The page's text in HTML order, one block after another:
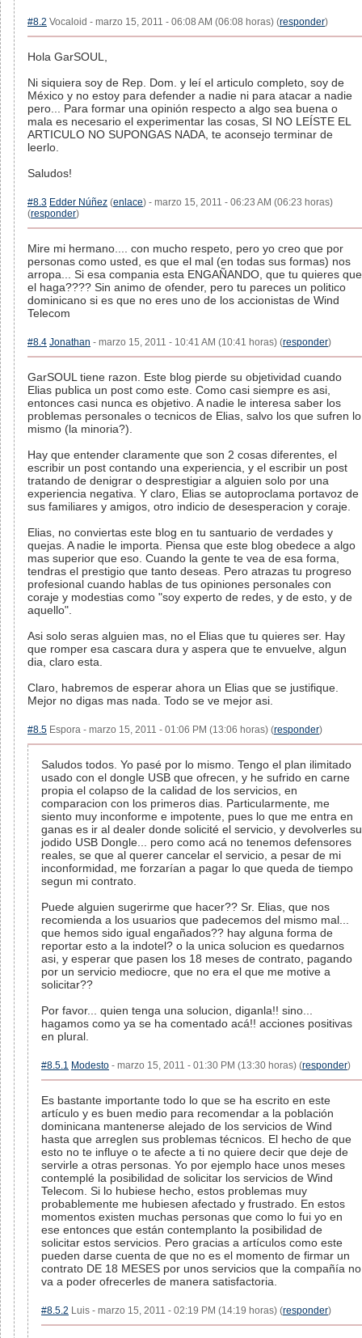
#8.2 Vocaloid - marzo 15, 2011 - 06:08 AM (06:08 horas) (responder)
Hola GarSOUL,
Ni siquiera soy de Rep. Dom. y leí el articulo completo, soy de
México y no estoy para defender a nadie ni para atacar a nadie
pero... Para formar una opinión respecto a algo sea buena o
mala es necesario el experimentar las cosas, SI NO LEÍSTE EL
ARTICULO NO SUPONGAS NADA, te aconsejo terminar de
leerlo.
Saludos!
#8.3 Edder Núñez (enlace) - marzo 15, 2011 - 06:23 AM (06:23 horas)
(responder)
Mire mi hermano.... con mucho respeto, pero yo creo que por
personas como usted, es que el mal (en todas sus formas) nos
arropa... Si esa compania esta ENGAÑANDO, que tu quieres que
el haga???? Sin animo de ofender, pero tu pareces un politico
dominicano si es que no eres uno de los accionistas de Wind
Telecom
#8.4 Jonathan - marzo 15, 2011 - 10:41 AM (10:41 horas) (responder)
GarSOUL tiene razon. Este blog pierde su objetividad cuando
Elias publica un post como este. Como casi siempre es asi,
entonces casi nunca es objetivo. A nadie le interesa saber los
problemas personales o tecnicos de Elias, salvo los que sufren lo
mismo (la minoria?).
Hay que entender claramente que son 2 cosas diferentes, el
escribir un post contando una experiencia, y el escribir un post
tratando de denigrar o desprestigiar a alguien solo por una
experiencia negativa. Y claro, Elias se autoproclama portavoz de
sus familiares y amigos, otro indicio de desesperacion y coraje.
Elias, no conviertas este blog en tu santuario de verdades y
quejas. A nadie le importa. Piensa que este blog obedece a algo
mas superior que eso. Cuando la gente te vea de esa forma,
tendras el prestigio que tanto deseas. Pero atrazas tu progreso
profesional cuando hablas de tus opiniones personales con
coraje y modestias como "soy experto de redes, y de esto, y de
aquello".
Asi solo seras alguien mas, no el Elias que tu quieres ser. Hay
que romper esa cascara dura y aspera que te envuelve, algun
dia, claro esta.
Claro, habremos de esperar ahora un Elias que se justifique.
Mejor no digas mas nada. Todo se ve mejor asi.
#8.5 Espora - marzo 15, 2011 - 01:06 PM (13:06 horas) (responder)
Saludos todos. Yo pasé por lo mismo. Tengo el plan ilimitado
usado con el dongle USB que ofrecen, y he sufrido en carne
propia el colapso de la calidad de los servicios, en
comparacion con los primeros dias. Particularmente, me
siento muy inconforme e impotente, pues lo que me entra en
ganas es ir al dealer donde solicité el servicio, y devolverles su
jodido USB Dongle... pero como acá no tenemos defensores
reales, se que al querer cancelar el servicio, a pesar de mi
inconformidad, me forzarían a pagar lo que queda de tiempo
segun mi contrato.
Puede alguien sugerirme que hacer?? Sr. Elias, que nos
recomienda a los usuarios que padecemos del mismo mal...
que hemos sido igual engañados?? hay alguna forma de
reportar esto a la indotel? o la unica solucion es quedarnos
asi, y esperar que pasen los 18 meses de contrato, pagando
por un servicio mediocre, que no era el que me motive a
solicitar??
Por favor... quien tenga una solucion, diganla!! sino...
hagamos como ya se ha comentado acá!! acciones positivas
en plural.
#8.5.1 Modesto - marzo 15, 2011 - 01:30 PM (13:30 horas) (responder)
Es bastante importante todo lo que se ha escrito en este
artículo y es buen medio para recomendar a la población
dominicana mantenerse alejado de los servicios de Wind
hasta que arreglen sus problemas técnicos. El hecho de que
esto no te influye o te afecte a ti no quiere decir que deje de
servirle a otras personas. Yo por ejemplo hace unos meses
contemplé la posibilidad de solicitar los servicios de Wind
Telecom. Si lo hubiese hecho, estos problemas muy
probablemente me hubiesen afectado y frustrado. En estos
momentos existen muchas personas que como lo fui yo en
ese entonces que están contemplanto la posibilidad de
solicitar estos servicios. Pero gracias a artículos como este
pueden darse cuenta de que no es el momento de firmar un
contrato DE 18 MESES por unos servicios que la compañía no
va a poder ofrecerles de manera satisfactoria.
#8.5.2 Luis - marzo 15, 2011 - 02:19 PM (14:19 horas) (responder)